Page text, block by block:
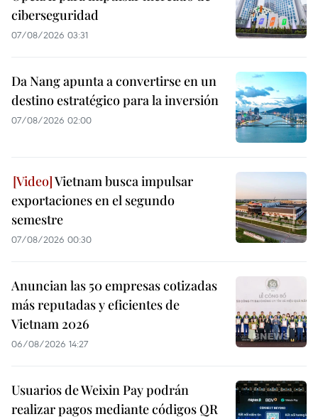
ciberseguridad
07/08/2026 03:31
Da Nang apunta a convertirse en un
destino estratégico para la inversión
07/08/2026 02:00
Vietnam busca impulsar
exportaciones en el segundo
semestre
07/08/2026 00:30
Anuncian las 50 empresas cotizadas
más reputadas y eficientes de
Vietnam 2026
06/08/2026 14:27
Usuarios de Weixin Pay podrán
realizar pagos mediante códigos QR